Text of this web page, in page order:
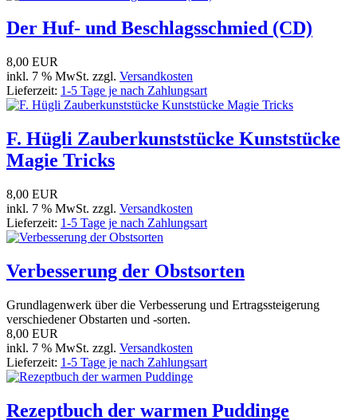
Der Huf- und Beschlagsschmied (CD)
8,00 EUR
inkl. 7 % MwSt. zzgl. Versandkosten
Lieferzeit: 1-5 Tage je nach Zahlungsart
F. Hügli Zauberkunststücke Kunststücke
Magie Tricks
8,00 EUR
inkl. 7 % MwSt. zzgl. Versandkosten
Lieferzeit: 1-5 Tage je nach Zahlungsart
Verbesserung der Obstsorten
Grundlagenwerk über die Verbesserung und Ertragssteigerung
verschiedener Obstarten und -sorten.
8,00 EUR
inkl. 7 % MwSt. zzgl. Versandkosten
Lieferzeit: 1-5 Tage je nach Zahlungsart
Rezeptbuch der warmen Puddinge